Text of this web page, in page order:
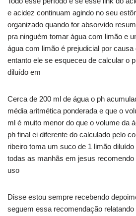
e acidez continuam agindo no seu
organizado quando for absorvido
pra ninguém tomar água com limão e
água com limão é prejudicial por causa
entanto ele se esqueceu de calcular o
diluído em
Cerca de 200 ml de água o ph
média aritmética ponderada e que o
ml é muito menor do que o volume da
ph final ei diferente do calculado pelo
ribeiro toma um suco de 1 limão
todas as manhãs em jesus
uso
Disse estou sempre recebendo
seguem essa recomendação